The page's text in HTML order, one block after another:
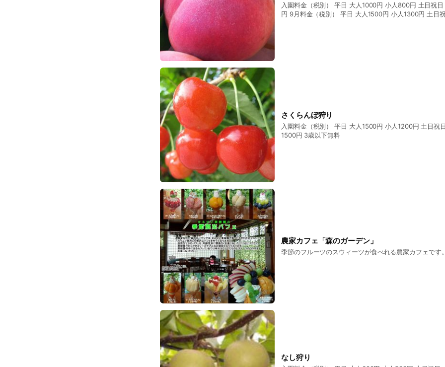
入園料金（税別） 平日 大人1000円 小人800円 土日祝日 大人1100円 小人900
円 9月料金（税別） 平日 大人1500円 小人1300円 土日祝日 大人1600円 小人
さくらんぼ狩り
入園料金（税別） 平日 大人1500円 小人1200円 土日祝日 大人1800円 小人
1500円 3歳以下無料
農家カフェ「森のガーデン」
季節のフルーツのスウィーツが食べれる農家カフェです
なし狩り